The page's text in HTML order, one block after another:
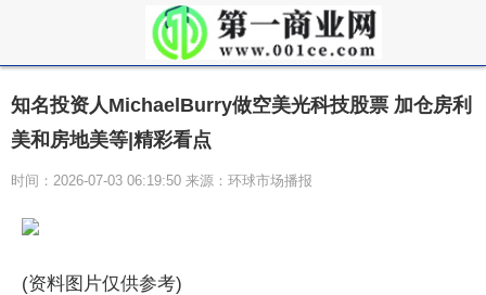
知名投资人MichaelBurry做空美光科技股票 加仓房利
美和房地美等|精彩看点
时间：2026-07-03 06:19:50 来源：环球市场播报
(资料图片仅供参考)